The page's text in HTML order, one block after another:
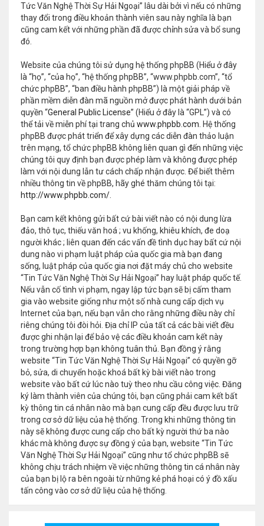
Tức Văn Nghệ Thời Sự Hải Ngoại” lâu dài bởi vì nếu có những
thay đổi trong điều khoản thành viên sau này nghĩa là bạn
cũng cam kết với những phần đã được chỉnh sửa và bổ sung
đó.
Website của chúng tôi sử dụng hệ thống phpBB (Hiểu ở đây
là “họ”, “của họ”, “hệ thống phpBB”, “www.phpbb.com”, “tổ
chức phpBB”, “ban điều hành phpBB”) là một giải pháp về
phần mềm diễn đàn mã nguồn mở được phát hành dưới bản
quyền “General Public License” (Hiểu ở đây là “GPL”) và có
thể tải về miễn phí tại trang chủ www.phpbb.com . Hệ thống
phpBB được phát triển để xây dựng các diễn đàn thảo luận
trên mạng, tổ chức phpBB không liên quan gì đến những việc
chúng tôi quy định bạn được phép làm và không được phép
làm với nội dung lẫn tư cách chấp nhận được. Để biết thêm
nhiều thông tin về phpBB, hãy ghé thăm chúng tôi tại:
http://www.phpbb.com/
Bạn cam kết không gửi bất cứ bài viết nào có nội dung lừa
đảo, thô tục, thiếu văn hoá ; vu khống, khiêu khích, đe doạ
người khác ; liên quan đến các vấn đề tình dục hay bất cứ nội
dung nào vi phạm luật pháp của quốc gia mà bạn đang
sống, luật pháp của quốc gia nơi đặt máy chủ cho website
“Tin Tức Văn Nghệ Thời Sự Hải Ngoại” hay luật pháp quốc tế.
Nếu vẫn cố tình vi phạm, ngay lập tức bạn sẽ bị cấm tham
gia vào website giống như một số nhà cung cấp dịch vụ
Internet của bạn, nếu bạn vẫn cho rằng những điều này chỉ
riêng chúng tôi đòi hỏi. Địa chỉ IP của tất cả các bài viết đều
được ghi nhận lại để bảo vệ các điều khoản cam kết này
trong trường hợp bạn không tuân thủ. Bạn đồng ý rằng
website “Tin Tức Văn Nghệ Thời Sự Hải Ngoại” có quyền gỡ
bỏ, sửa, di chuyển hoặc khoá bất kỳ bài viết nào trong
website vào bất cứ lúc nào tuỳ theo nhu cầu công việc. Đăng
ký làm thành viên của chúng tôi, bạn cũng phải cam kết bất
kỳ thông tin cá nhân nào mà bạn cung cấp đều được lưu trữ
trong cơ sở dữ liệu của hệ thống. Trong khi những thông tin
này sẽ không được cung cấp cho bất kỳ người thứ ba nào
khác mà không được sự đồng ý của bạn, website “Tin Tức
Văn Nghệ Thời Sự Hải Ngoại” cũng như tổ chức phpBB sẽ
không chịu trách nhiệm về việc những thông tin cá nhân này
của bạn bị lộ ra bên ngoài từ những kẻ phá hoại có ý đồ xấu
tấn công vào cơ sở dữ liệu của hệ thống.